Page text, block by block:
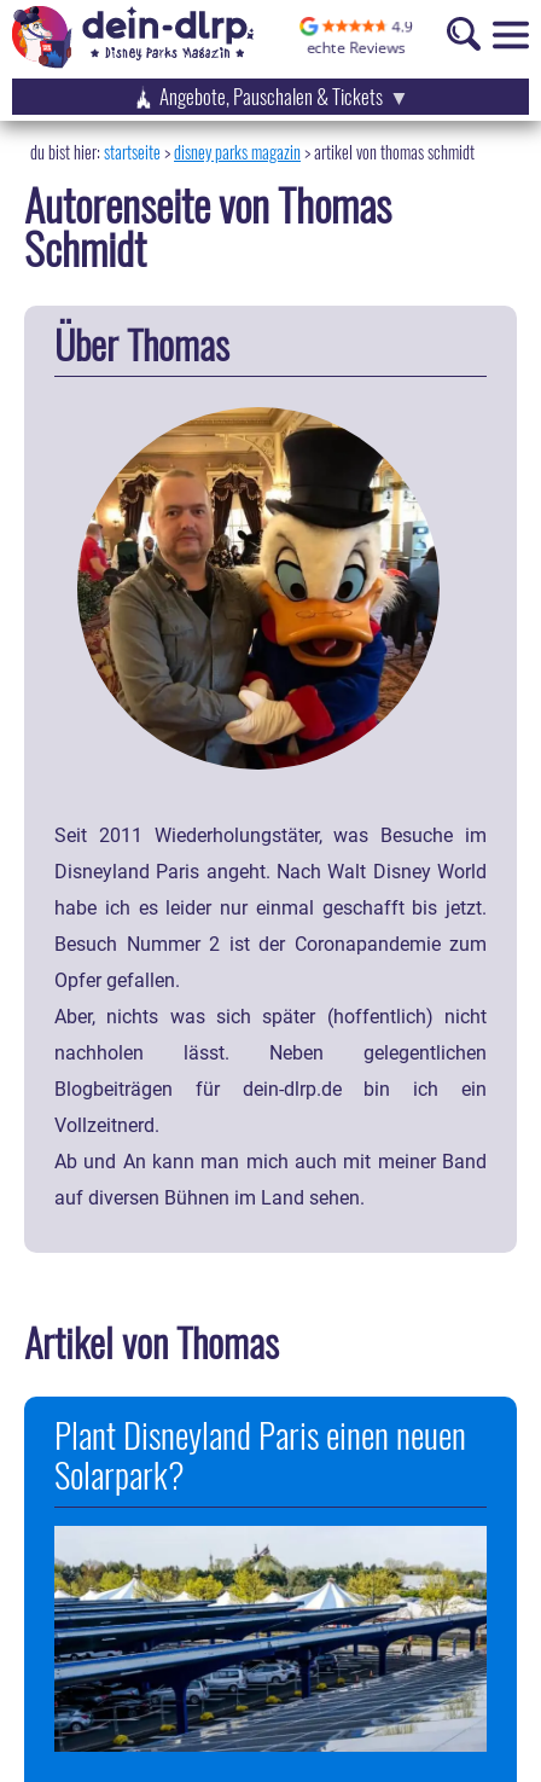
Angebote, Pauschalen & Tickets
startseite disney parks magazin>artikel von thomas schmidt
Autorenseite von Thomas
Schmidt
Über Thomas
Seit 2011 Wiederholungstäter, was Besuche im
Disneyland Paris angeht. Nach Walt Disney World
habe ich es leider nur einmal geschafft bis jetzt.
Besuch Nummer 2 ist der Coronapandemie zum
Opfer gefallen.
Aber, nichts was sich später (hoffentlich) nicht
nachholen lässt. Neben gelegentlichen
Blogbeiträgen für dein-dlrp.de bin ich ein
Vollzeitnerd.
Ab und An kann man mich auch mit meiner Band
auf diversen Bühnen im Land sehen.
Artikel von Thomas
Plant Disneyland Paris einen neuen
Solarpark?